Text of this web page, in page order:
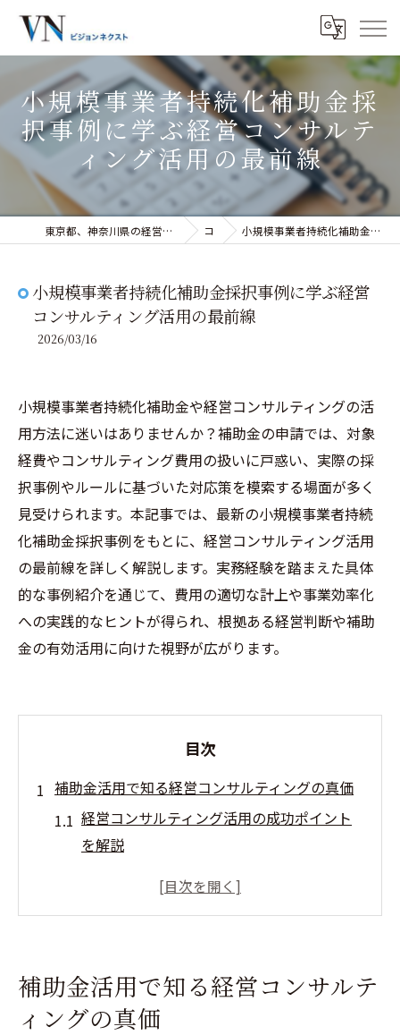
小規模事業者持続化補助金採
択事例に学ぶ経営コンサルテ
ィング活用の最前線
東京都、神奈川県の経営コンサルティングなら株式会社ビジョンネクスト コラム 小規模事業者持続化補助金採択事例に学ぶ経営コンサルティング活用の最前線
小規模事業者持続化補助金採択事例に学ぶ経営
コンサルティング活用の最前線
2026/03/16
小規模事業者持続化補助金や経営コンサルティングの活
用方法に迷いはありませんか？補助金の申請では、対象
経費やコンサルティング費用の扱いに戸惑い、実際の採
択事例やルールに基づいた対応策を模索する場面が多く
見受けられます。本記事では、最新の小規模事業者持続
化補助金採択事例をもとに、経営コンサルティング活用
の最前線を詳しく解説します。実務経験を踏まえた具体
的な事例紹介を通じて、費用の適切な計上や事業効率化
への実践的なヒントが得られ、根拠ある経営判断や補助
金の有効活用に向けた視野が広がります。
目次
補助金活用で知る経営コンサルティングの真価
経営コンサルティング活用の成功ポイント
を解説
小規模事業者持続化補助金と経営改善の関
経営コンサルティング導入による補助金申
請の利点とは
補助金活用で知る経営コンサルテ
ィングの真価